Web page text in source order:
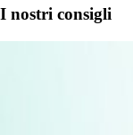
I nostri consigli